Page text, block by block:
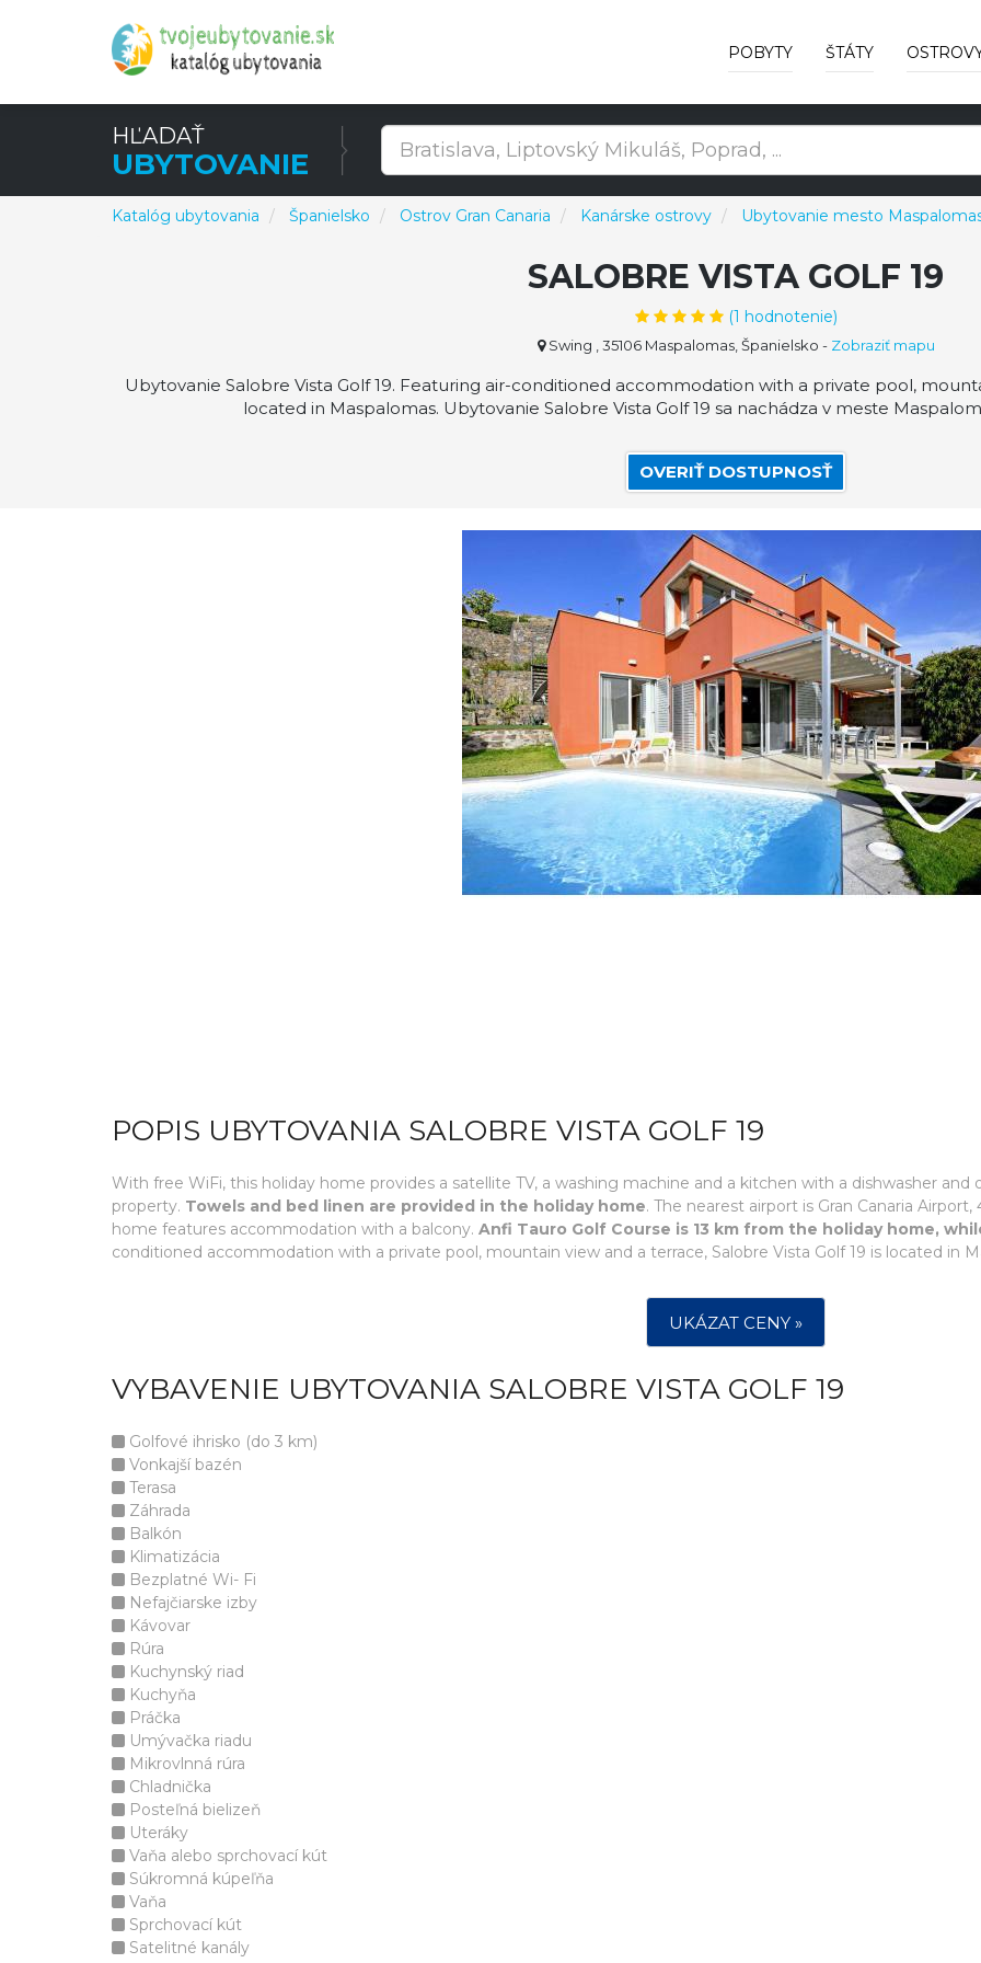
POBYTY ŠTÁTY
HĽADAŤ
UBYTOVANIE
Katalóg ubytovania Španielsko Ostrov Gran Canaria Kanárske ostrovy Ubytovanie mesto
SALOBRE VISTA GOLF 19
(1 hodnotenie)
Swing , 35106 Maspalomas, Španielsko - Zobraziť mapu
Ubytovanie Salobre Vista Golf 19. Featuring air-conditioned accommodation with a private pool,
located in Maspalomas. Ubytovanie Salobre Vista Golf 19 sa nachádza v meste
OVERIŤ DOSTUPNOSŤ
POPIS UBYTOVANIA SALOBRE VISTA GOLF 19
With free WiFi, this holiday home provides a satellite TV, a washing machine and a kitchen with a dishwasher
property. Towels and bed linen are provided in the holiday home. The nearest airport is Gran Canaria
home features accommodation with a balcony. Anfi Tauro Golf Course is 13 km from the holiday home,
conditioned accommodation with a private pool, mountain view and a terrace, Salobre Vista Golf 19 is located in
UKÁZAT CENY »
VYBAVENIE UBYTOVANIA SALOBRE VISTA GOLF 19
Golfové ihrisko (do 3 km)
Vonkajší bazén
Terasa
Záhrada
Balkón
Klimatizácia
Bezplatné Wi- Fi
Nefajčiarske izby
Kávovar
Rúra
Kuchynský riad
Kuchyňa
Práčka
Umývačka riadu
Mikrovlnná rúra
Chladnička
Posteľná bielizeň
Uteráky
Vaňa alebo sprchovací kút
Súkromná kúpeľňa
Vaňa
Sprchovací kút
Satelitné kanály